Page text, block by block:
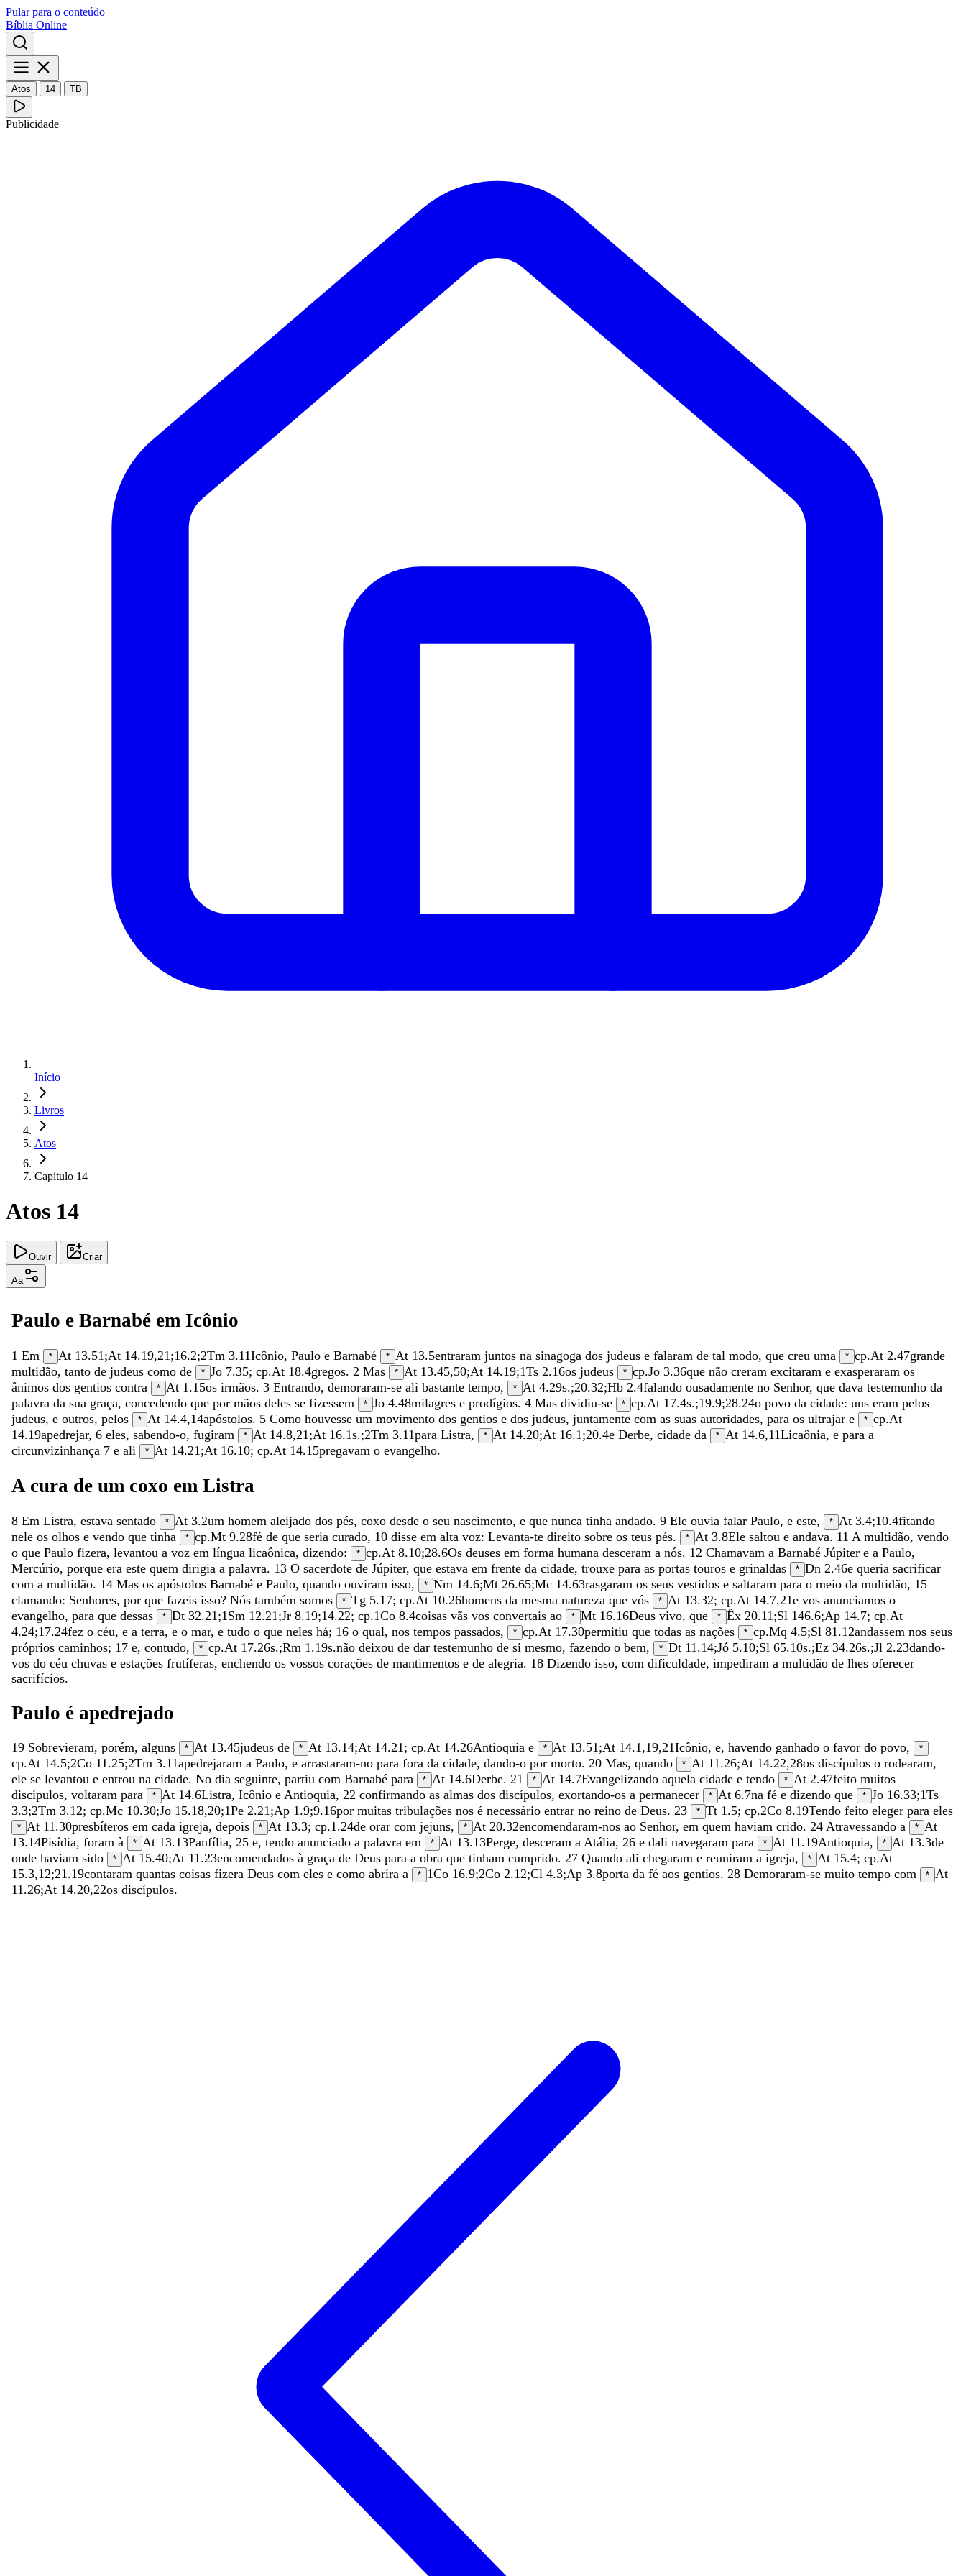
Pular para o conteúdo
Bíblia Online
Atos 14 TB
Publicidade
Início
Livros
Atos
Capítulo 14
Atos 14
Ouvir Criar
Aa
Paulo e Barnabé em Icônio
1 Em * At 13.51 ;At 14.19,21 ;16.2;2Tm 3.11Icônio, Paulo e Barnabé * At 13.5entraram juntos na sinagoga dos judeus e falaram de tal modo, que creu uma * cp.At 2.47grande
multidão, tanto de judeus como de * Jo 7.35; cp.At 18.4gregos. 2 Mas * At 13.45,50;At 14.19;1Ts 2.16os judeus * cp.Jo 3.36que não creram excitaram e exasperaram os
ânimos dos gentios contra * At 1.15os irmãos. 3 Entrando, demoraram-se ali bastante tempo, * At 4.29s.;20.32;Hb 2.4falando ousadamente no Senhor, que dava testemunho da
palavra da sua graça, concedendo que por mãos deles se fizessem * Jo 4.48milagres e prodígios. 4 Mas dividiu-se * cp.At 17.4s.;19.9;28.24o povo da cidade: uns eram pelos
judeus, e outros, pelos * At 14.4,14apóstolos. 5 Como houvesse um movimento dos gentios e dos judeus, juntamente com as suas autoridades, para os ultrajar e * cp.At
14.19apedrejar, 6 eles, sabendo-o, fugiram * At 14.8,21 ;At 16.1s.;2Tm 3.11para Listra, * At 14.20;At 16.1 ;20.4e Derbe, cidade da * At 14.6,11Licaônia, e para a
circunvizinhança 7 e ali * At 14.21 ;At 16.10; cp.At 14.15pregavam o evangelho.
A cura de um coxo em Listra
8 Em Listra, estava sentado * At 3.2um homem aleijado dos pés, coxo desde o seu nascimento, e que nunca tinha andado. 9 Ele ouvia falar Paulo, e este, * At 3.4;10.4fitando
nele os olhos e vendo que tinha * cp.Mt 9.28fé de que seria curado, 10 disse em alta voz: Levanta-te direito sobre os teus pés. * At 3.8Ele saltou e andava. 11 A multidão, vendo
o que Paulo fizera, levantou a voz em língua licaônica, dizendo: * cp.At 8.10;28.6Os deuses em forma humana desceram a nós. 12 Chamavam a Barnabé Júpiter e a Paulo,
Mercúrio, porque era este quem dirigia a palavra. 13 O sacerdote de Júpiter, que estava em frente da cidade, trouxe para as portas touros e grinaldas * Dn 2.46e queria sacrificar
com a multidão. 14 Mas os apóstolos Barnabé e Paulo, quando ouviram isso, * Nm 14.6;Mt 26.65;Mc 14.63rasgaram os seus vestidos e saltaram para o meio da multidão, 15
clamando: Senhores, por que fazeis isso? Nós também somos * Tg 5.17; cp.At 10.26homens da mesma natureza que vós * At 13.32; cp.At 14.7,21e vos anunciamos o
evangelho, para que dessas * Dt 32.21 ;1Sm 12.21 ;Jr 8.19;14.22; cp.1Co 8.4coisas vãs vos convertais ao * Mt 16.16Deus vivo, que * Êx 20.11 ;Sl 146.6;Ap 14.7; cp.At
4.24;17.24fez o céu, e a terra, e o mar, e tudo o que neles há; 16 o qual, nos tempos passados, * cp.At 17.30permitiu que todas as nações * cp.Mq 4.5;Sl 81.12andassem nos seus
próprios caminhos; 17 e, contudo, * cp.At 17.26s.;Rm 1.19s.não deixou de dar testemunho de si mesmo, fazendo o bem, * Dt 11.14;Jó 5.10;Sl 65.10s.;Ez 34.26s.;Jl 2.23dando-
vos do céu chuvas e estações frutíferas, enchendo os vossos corações de mantimentos e de alegria. 18 Dizendo isso, com dificuldade, impediram a multidão de lhes oferecer
sacrifícios.
Paulo é apedrejado
19 Sobrevieram, porém, alguns * At 13.45judeus de * At 13.14;At 14.21; cp.At 14.26Antioquia e * At 13.51;At 14.1,19,21Icônio, e, havendo ganhado o favor do povo, *
cp.At 14.5;2Co 11.25;2Tm 3.11apedrejaram a Paulo, e arrastaram-no para fora da cidade, dando-o por morto. 20 Mas, quando * At 11.26;At 14.22,28os discípulos o rodearam,
ele se levantou e entrou na cidade. No dia seguinte, partiu com Barnabé para * At 14.6Derbe. 21 * At 14.7Evangelizando aquela cidade e tendo * At 2.47feito muitos
discípulos, voltaram para * At 14.6Listra, Icônio e Antioquia, 22 confirmando as almas dos discípulos, exortando-os a permanecer * At 6.7na fé e dizendo que * Jo 16.33;1Ts
3.3;2Tm 3.12; cp.Mc 10.30;Jo 15.18,20;1Pe 2.21;Ap 1.9;9.16por muitas tribulações nos é necessário entrar no reino de Deus. 23 * Tt 1.5; cp.2Co 8.19Tendo feito eleger para eles
* At 11.30presbíteros em cada igreja, depois * At 13.3; cp.1.24de orar com jejuns, * At 20.32encomendaram-nos ao Senhor, em quem haviam crido. 24 Atravessando a * At
13.14Pisídia, foram à * At 13.13Panfília, 25 e, tendo anunciado a palavra em * At 13.13Perge, desceram a Atália, 26 e dali navegaram para * At 11.19Antioquia, * At 13.3de
onde haviam sido * At 15.40;At 11.23encomendados à graça de Deus para a obra que tinham cumprido. 27 Quando ali chegaram e reuniram a igreja, * At 15.4; cp.At
15.3,12;21.19contaram quantas coisas fizera Deus com eles e como abrira a * 1Co 16.9;2Co 2.12;Cl 4.3;Ap 3.8porta da fé aos gentios. 28 Demoraram-se muito tempo com * At
11.26;At 14.20,22os discípulos.